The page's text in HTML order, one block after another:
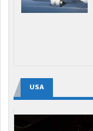
USA